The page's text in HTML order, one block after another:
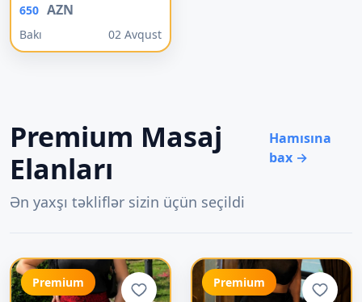
650 AZN
Bakı 02 Avqust
Premium Masaj
Elanları
Ən yaxşı təkliflər sizin üçün seçildi
Hamısına
bax →
Premium Premium